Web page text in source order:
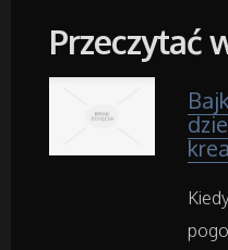
Art.
Przeczytać